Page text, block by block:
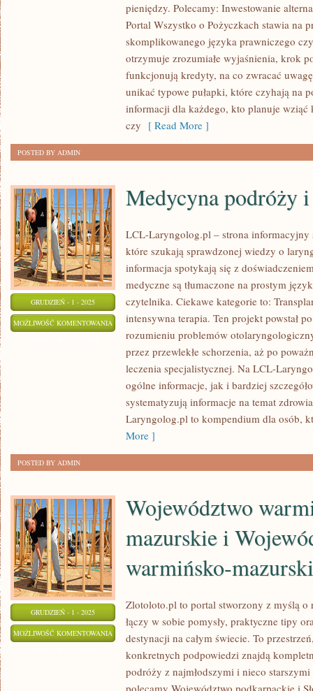
KONSUMPCJI
FINTECH
NOWE
TECHNOLOGIE
FINANSOWE
pieniędzy. Polecamy: Inwestowanie
Portal Wszystko o Pożyczkach stawia na
skomplikowanego języka prawniczego
otrzymuje zrozumiałe wyjaśnienia, krok
funkcjonują kredyty, na co zwracać
unikać typowe pułapki, które czyhają na
informacji dla każdego, kto planuje wziąć
czy [ Read More ]
POSTED BY ADMIN
GRUDZIEŃ - 1 - 2025
MOŻLIWOŚĆ KOMENTOWANIA MEDYCYNA
PODRÓŻY
GERIATRIA
Medycyna podróży
LCL-Laryngolog.pl – strona informacyjny
które szukają sprawdzonej wiedzy o
informacja spotykają się z
medyczne są tłumaczone na prostym
czytelnika. Ciekawe kategorie to:
intensywna terapia. Ten projekt powstał
rozumieniu problemów
przez przewlekłe schorzenia, aż po
leczenia specjalistycznej. Na LCL-
ogólne informacje, jak i bardziej
systematyzują informacje na temat
Laryngolog.pl to kompendium dla osób,
More ]
POSTED BY ADMIN
GRUDZIEŃ - 1 - 2025
MOŻLIWOŚĆ KOMENTOWANIA
WARMIŃSKO-
MAZURSKIE
Województwo
mazurskie i
warmińsko-
Zlotoloto.pl to portal stworzony z myślą
łączy w sobie pomysły, praktyczne tipy
destynacji na całym świecie. To
konkretnych podpowiedzi znajdą
podróży z najmłodszymi i nieco
polecamy Województwo podkarpackie i